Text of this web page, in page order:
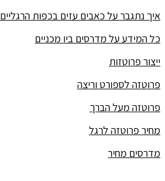
איך נתגבר על כאבים עזים בכפות הרגליים
כל המידע על מדרסים ביו מכניים
ייצור פרוטזות
פרוטזה לספורט וריצה
פרוטזה מעל הברך
מחיר פרוטזה לרגל
מדרסים מחיר